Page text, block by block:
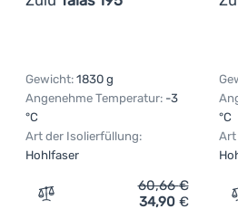
Gewicht: 1830 g
Angenehme Temperatur: -3
°C
Art der Isolierfüllung:
Hohlfaser
Zum Vergleich 'Schlafsack
60,66€
34,90 €
°C
Art